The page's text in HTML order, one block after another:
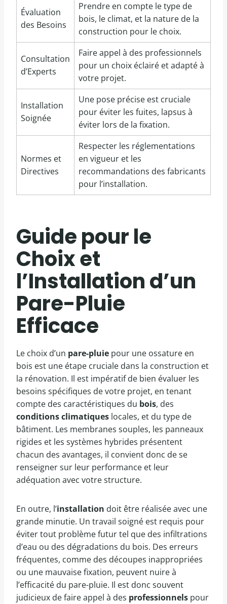
Évaluation
des Besoins
Prendre en compte le type de
bois, le climat, et la nature de la
construction pour le choix.
Consultation
d’Experts
Faire appel à des professionnels
pour un choix éclairé et adapté à
votre projet.
Installation
Soignée
Une pose précise est cruciale
pour éviter les fuites, lapsus à
éviter lors de la fixation.
Normes et
Directives
Respecter les réglementations
en vigueur et les
recommandations des fabricants
pour l’installation.
Guide pour le
Choix et
l’Installation d’un
Pare-Pluie
Efficace
Le choix d’un pare-pluie pour une ossature en
bois est une étape cruciale dans la construction et
la rénovation. Il est impératif de bien évaluer les
besoins spécifiques de votre projet, en tenant
compte des caractéristiques du bois, des
conditions climatiques locales, et du type de
bâtiment. Les membranes souples, les panneaux
rigides et les systèmes hybrides présentent
chacun des avantages, il convient donc de se
renseigner sur leur performance et leur
adéquation avec votre structure.
En outre, l’installation doit être réalisée avec une
grande minutie. Un travail soigné est requis pour
éviter tout problème futur tel que des infiltrations
d’eau ou des dégradations du bois. Des erreurs
fréquentes, comme des découpes inappropriées
ou une mauvaise fixation, peuvent nuire à
l’efficacité du pare-pluie. Il est donc souvent
judicieux de faire appel à des professionnels pour